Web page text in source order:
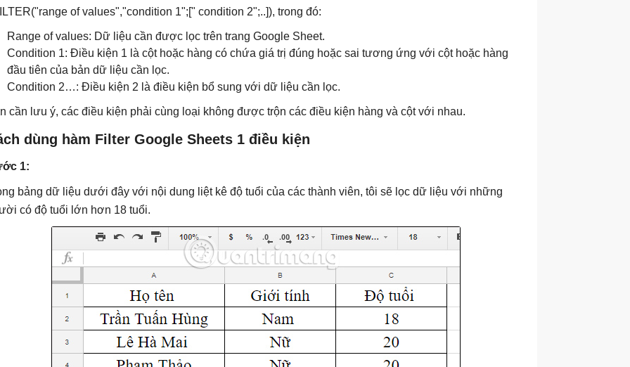
of values","condition 1";[" condition 2";..]), trong đó:
Range of values: Dữ liệu cần được lọc trên trang Google Sheet.
Condition 1: Điều kiện 1 là cột hoặc hàng có chứa giá trị đúng hoặc sai tương ứng với cột hoặc hàng
đầu tiên của bản dữ liệu cần lọc.
Condition 2…: Điều kiện 2 là điều kiện bổ sung với dữ liệu cần lọc.
cần lưu ý, các điều kiện phải cùng loại không được trộn các điều kiện hàng và cột với nhau.
dùng hàm Filter Google Sheets 1 điều kiện
1:
bảng dữ liệu dưới đây với nội dung liệt kê độ tuổi của các thành viên, tôi sẽ lọc dữ liệu với những
có độ tuổi lớn hơn 18 tuổi.